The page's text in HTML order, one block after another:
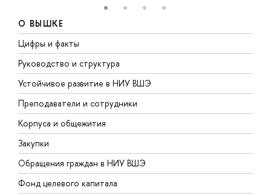
О ВЫШКЕ
Цифры и факты
Руководство и структура
Устойчивое развитие в НИУ ВШЭ
Преподаватели и сотрудники
Корпуса и общежития
Закупки
Обращения граждан в НИУ ВШЭ
Фонд целевого капитала